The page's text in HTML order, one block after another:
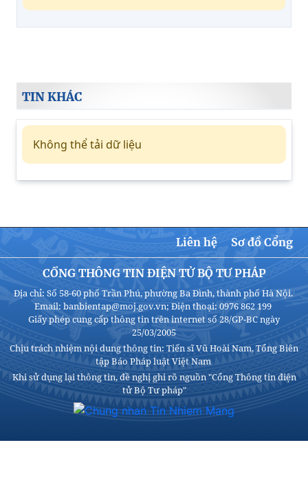
TIN KHÁC
Không thể tải dữ liệu
Liên hệ Sơ đồ Cổng
CỔNG THÔNG TIN ĐIỆN TỬ BỘ TƯ PHÁP
Địa chỉ: Số 58-60 phố Trần Phú, phường Ba Đình, thành phố Hà Nội.
Email: banbientap@moj.gov.vn; Điện thoại: 0976 862 199
Giấy phép cung cấp thông tin trên internet số 28/GP-BC ngày
25/03/2005
Chịu trách nhiệm nội dung thông tin: Tiến sĩ Vũ Hoài Nam, Tổng Biên
tập Báo Pháp luật Việt Nam
Khi sử dụng lại thông tin, đề nghị ghi rõ nguồn "Cổng Thông tin điện
tử Bộ Tư pháp"